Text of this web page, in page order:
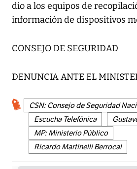
dio a los equipos de
información de dispositivos
CONSEJO DE SEGURIDAD
DENUNCIA ANTE EL
CSN: Consejo de Seguridad
Escucha Telefónica
MP: Ministerio Público
Ricardo Martinelli Berrocal